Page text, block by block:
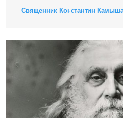
Священник Константин